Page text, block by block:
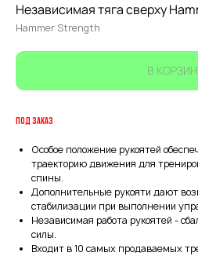
Независимая тяга сверху
Hammer Strength
В
ПОД ЗАКАЗ
Особое положение рукоятей
траекторию движения для
спины.
Дополнительные рукояти дают
стабилизации при выполнении
Независимая работа рукоятей -
силы.
Входит в 10 самых продаваемых